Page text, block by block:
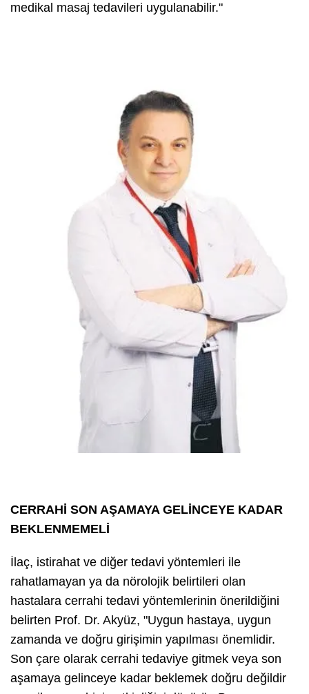
medikal masaj tedavileri uygulanabilir."
CERRAHİ SON AŞAMAYA GELİNCEYE KADAR
BEKLENMEMELİ
İlaç, istirahat ve diğer tedavi yöntemleri ile
rahatlamayan ya da nörolojik belirtileri olan
hastalara cerrahi tedavi yöntemlerinin önerildiğini
belirten Prof. Dr. Akyüz, "Uygun hastaya, uygun
zamanda ve doğru girişimin yapılması önemlidir.
Son çare olarak cerrahi tedaviye gitmek veya son
aşamaya gelinceye kadar beklemek doğru değildir